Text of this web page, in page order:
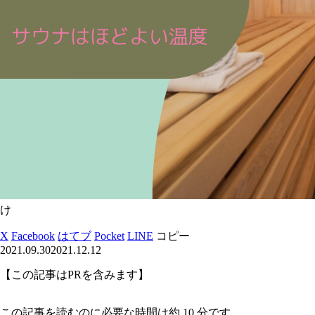
け
X Facebook はてブ Pocket LINE コピー
2021.09.302021.12.12
【この記事はPRを含みます】
この記事を読むのに必要な時間は約 10 分です。